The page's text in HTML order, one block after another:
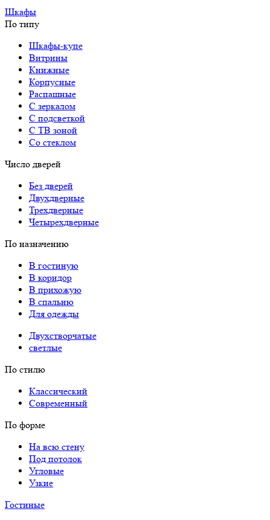
Шкафы
По типу
Шкафы-купе
Витрины
Книжные
Корпусные
Распашные
С зеркалом
С подсветкой
С ТВ зоной
Со стеклом
Число дверей
Без дверей
Двухдверные
Трехдверные
Четырехдверные
По назначению
В гостиную
В коридор
В прихожую
В спальню
Для одежды
Двухстворчатые
светлые
По стилю
Классический
Современный
По форме
На всю стену
Под потолок
Угловые
Узкие
Гостиные